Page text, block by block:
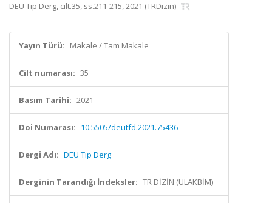
DEU Tıp Derg, cilt.35, ss.211-215, 2021 (TRDizin)
Yayın Türü: Makale / Tam Makale
Cilt numarası: 35
Basım Tarihi: 2021
Doi Numarası: 10.5505/deutfd.2021.75436
Dergi Adı: DEU Tıp Derg
Derginin Tarandığı İndeksler: TR DİZİN (ULAKBİM)